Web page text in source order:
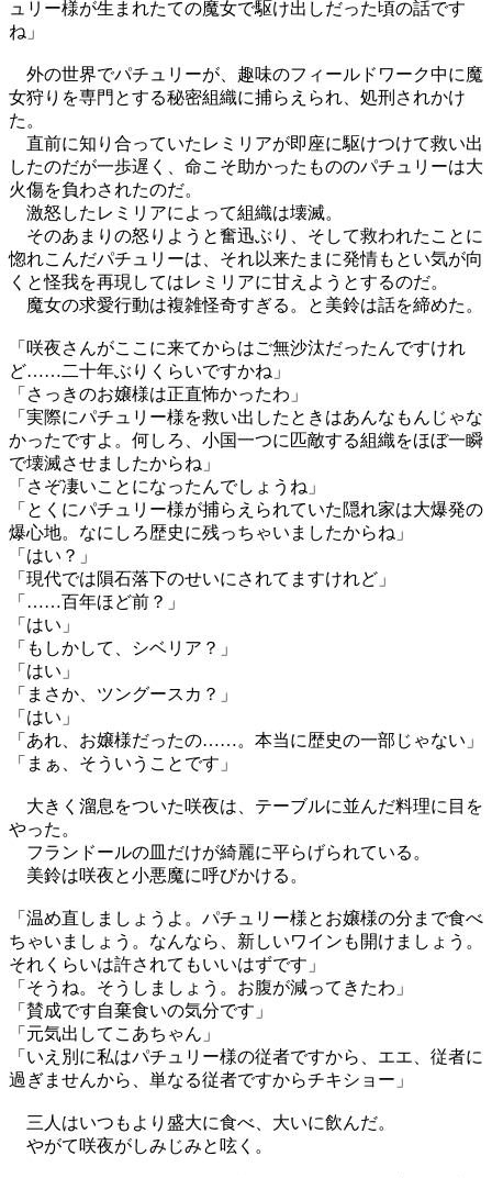
ュリー様が生まれたての魔女で駆け出しだった頃の話です
ね」
外の世界でパチュリーが、趣味のフィールドワーク中に魔
女狩りを専門とする秘密組織に捕らえられ、処刑されかけ
た。
直前に知り合っていたレミリアが即座に駆けつけて救い出
したのだが一歩遅く、命こそ助かったもののパチュリーは大
火傷を負わされたのだ。
激怒したレミリアによって組織は壊滅。
そのあまりの怒りようと奮迅ぶり、そして救われたことに
惚れこんだパチュリーは、それ以来たまに発情もとい気が向
くと怪我を再現してはレミリアに甘えようとするのだ。
魔女の求愛行動は複雑怪奇すぎる。と美鈴は話を締めた。
「咲夜さんがここに来てからはご無沙汰だったんですけれ
ど……二十年ぶりくらいですかね」
「さっきのお嬢様は正直怖かったわ」
「実際にパチュリー様を救い出したときはあんなもんじゃな
かったですよ。何しろ、小国一つに匹敵する組織をほぼ一瞬
で壊滅させましたからね」
「さぞ凄いことになったんでしょうね」
「とくにパチュリー様が捕らえられていた隠れ家は大爆発の
爆心地。なにしろ歴史に残っちゃいましたからね」
「はい？」
「現代では隕石落下のせいにされてますけれど」
「……百年ほど前？」
「はい」
「もしかして、シベリア？」
「はい」
「まさか、ツングースカ？」
「はい」
「あれ、お嬢様だったの……。本当に歴史の一部じゃない」
「まぁ、そういうことです」
大きく溜息をついた咲夜は、テーブルに並んだ料理に目を
やった。
フランドールの皿だけが綺麗に平らげられている。
美鈴は咲夜と小悪魔に呼びかける。
「温め直しましょうよ。パチュリー様とお嬢様の分まで食べ
ちゃいましょう。なんなら、新しいワインも開けましょう。
それくらいは許されてもいいはずです」
「そうね。そうしましょう。お腹が減ってきたわ」
「賛成です自棄食いの気分です」
「元気出してこあちゃん」
「いえ別に私はパチュリー様の従者ですから、エエ、従者に
過ぎませんから、単なる従者ですからチキショー」
三人はいつもより盛大に食べ、大いに飲んだ。
やがて咲夜がしみじみと呟く。